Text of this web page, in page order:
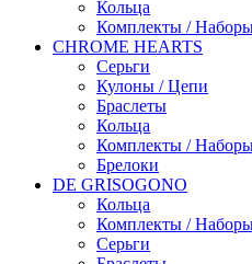
Кольца
Комплекты /
CHROME HEARTS
Серьги
Кулоны / Цепи
Браслеты
Кольца
Комплекты /
Брелоки
DE GRISOGONO
Кольца
Комплекты /
Серьги